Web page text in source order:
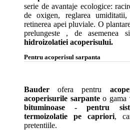
serie de avantaje ecologice:
de oxigen, reglarea
retinerea apei pluviale. O
prelungeste , de asemenea
hidroizolatiei acoperisului.
Pentru acoperisul sarpanta
Bauder ofera pentru
acoperisurile sarpanteo gama
bituminoase - pentru
termoizolatie pe capriori,
pretentiile.